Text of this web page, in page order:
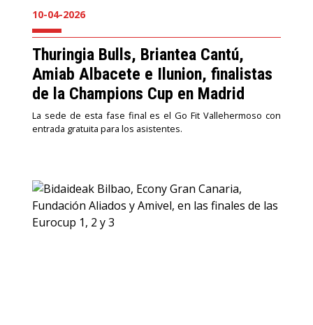
10-04-2026
Thuringia Bulls, Briantea Cantú,
Amiab Albacete e Ilunion, finalistas
de la Champions Cup en Madrid
La sede de esta fase final es el Go Fit Vallehermoso con
entrada gratuita para los asistentes.